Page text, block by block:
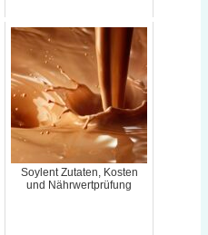
Soylent Zutaten, Kosten
und Nährwertprüfung